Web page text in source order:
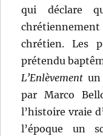
qui déclare
chrétien. Les
prétendu
L’Enlèvement
par Marco
l’histoire vraie
l’époque un